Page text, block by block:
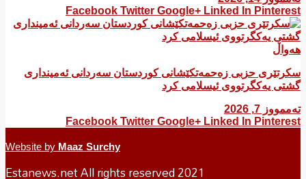
Facebook Twitter Google+ Linked In Pinterest
هەواڵ
سکرتێری حزبی زەحمەتکێشانی کوردستان سەردانی ئەمینداری
گشتی یەکگرتووی ئیسلامی کرد
تەممووز 7, 2026
Facebook Twitter Google+ Linked In Pinterest
Website by Maaz Surchy
Estanews.net All rights reserved 2021